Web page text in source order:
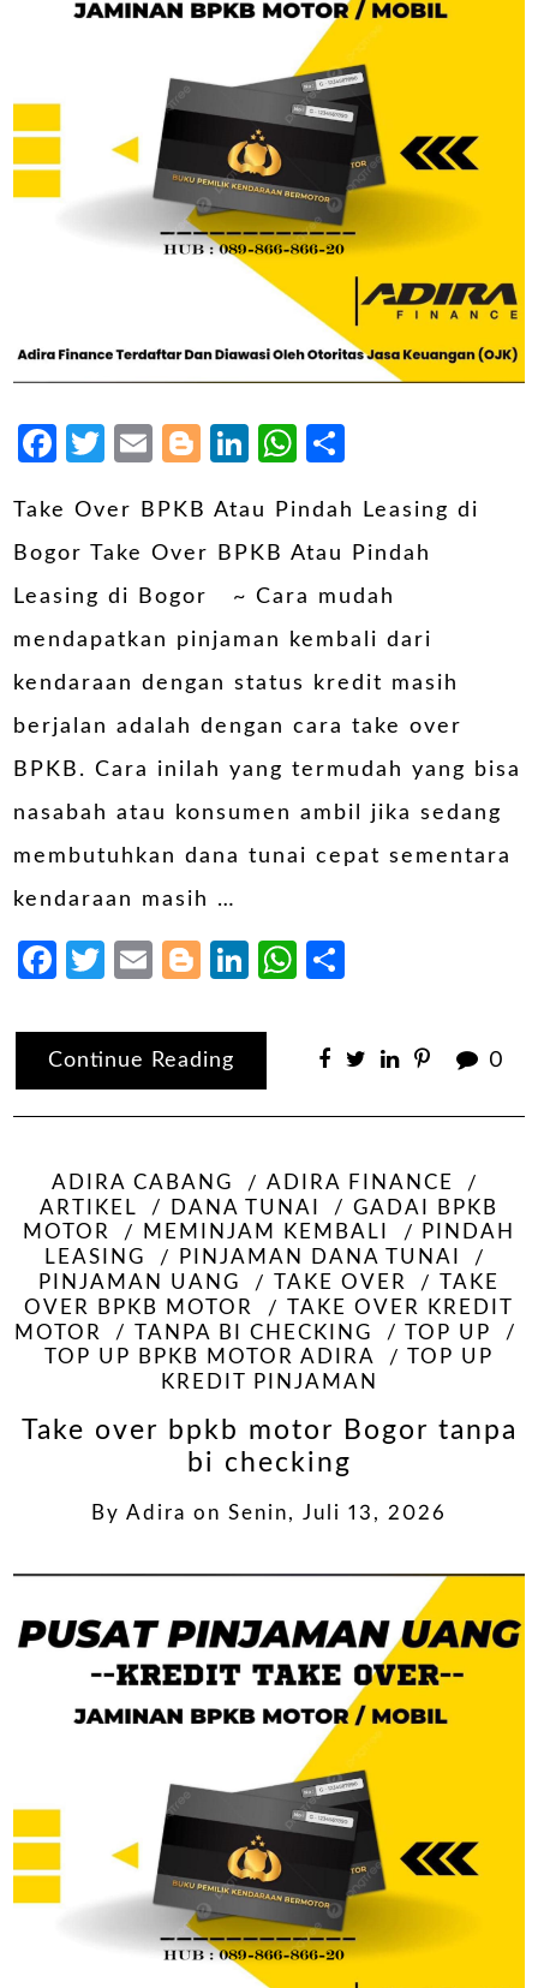
Facebook
Twitter
EmailBlogger
LinkedIn
WhatsApp
Take Over BPKB Atau Pindah Leasing di
Bogor Take Over BPKB Atau Pindah
Leasing di Bogor ~ Cara mudah
mendapatkan pinjaman kembali dari
kendaraan dengan status kredit masih
berjalan adalah dengan cara take over
BPKB. Cara inilah yang termudah yang bisa
nasabah atau konsumen ambil jika sedang
membutuhkan dana tunai cepat sementara
kendaraan masih …
Facebook
Twitter
EmailBlogger
LinkedIn
WhatsApp
Continue Reading 0
ADIRA CABANG
ADIRA FINANCE
ARTIKEL
DANA TUNAI
GADAI BPKB
MOTOR
MEMINJAM KEMBALI
PINDAH
LEASING
PINJAMAN DANA TUNAI
PINJAMAN UANG
TAKE OVER
TAKE
OVER BPKB MOTOR
TAKE OVER KREDIT
MOTOR
TANPA BI CHECKING
TOP UP
TOP UP BPKB MOTOR ADIRA
TOP UP
KREDIT PINJAMAN
Take over bpkb motor Bogor tanpa
bi checking
By Adira on Senin, Juli 13, 2026